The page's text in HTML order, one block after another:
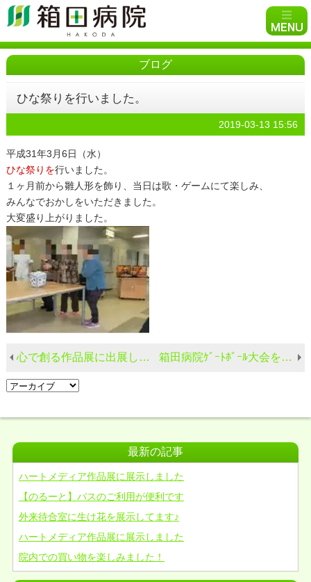
ブログ
ひな祭りを行いました。
2019-03-13 15:56
平成31年3月6日（水）
ひな祭りを行いました。
１ヶ月前から雛人形を飾り、当日は歌・ゲームにて楽しみ、
みんなでおかしをいただきました。
大変盛り上がりました。
心で創る作品展に出展しました。 箱田病院ｹﾞｰﾄﾎﾞｰﾙ大会を開催しました
最新の記事
ハートメディア作品展に展示しました
【のるーと】バスのご利用が便利です
外来待合室に生け花を展示してます♪
ハートメディア作品展に展示しました
院内での買い物を楽しみました！